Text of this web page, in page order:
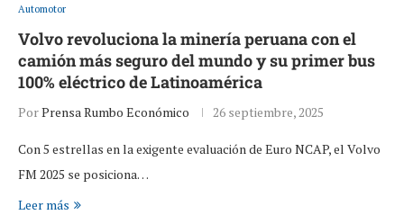
Automotor
Volvo revoluciona la minería peruana con el
camión más seguro del mundo y su primer bus
100% eléctrico de Latinoamérica
PorPrensa Rumbo Económico 26 septiembre, 2025
Con 5 estrellas en la exigente evaluación de Euro NCAP, el Volvo
FM 2025 se posiciona…
Leer más